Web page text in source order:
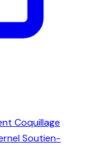
Coquillage
Soutien-